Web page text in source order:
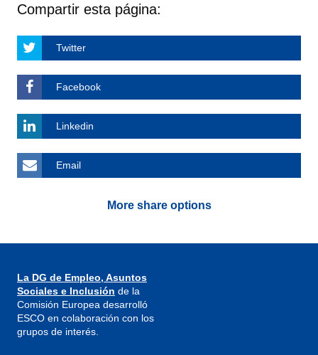
Compartir esta página:
Twitter
Facebook
Linkedin
Email
More share options
La DG de Empleo, Asuntos
Sociales e Inclusión de la
Comisión Europea desarrolló
ESCO en colaboración con los
grupos de interés.